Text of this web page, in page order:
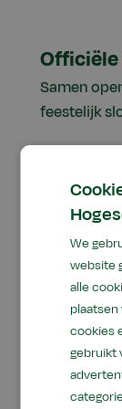
Samen
feestelijk
Frank
Marion
We
website
alle
cookies
gebruikt